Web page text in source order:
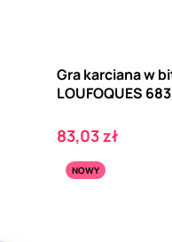
Gra karciana w
LOUFOQUES
Cena
83,03 zł
NOWY